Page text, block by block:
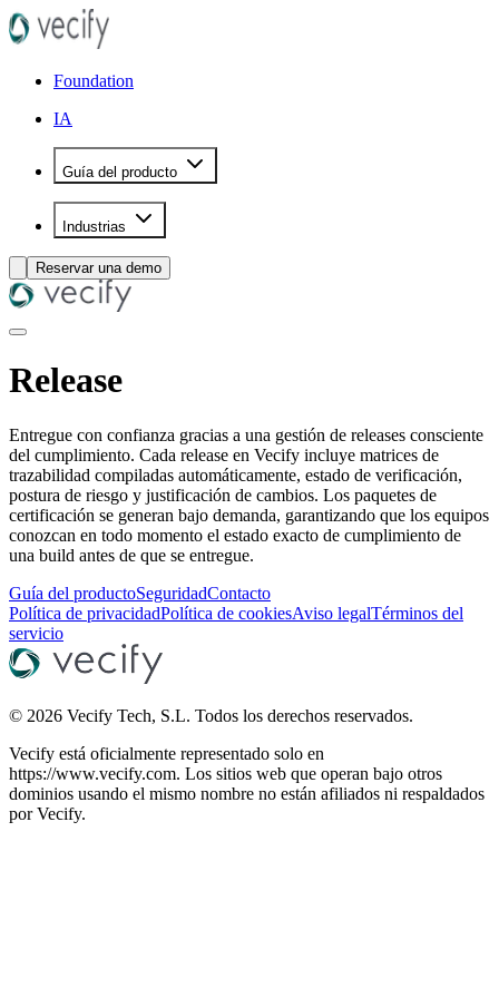
Foundation
IA
Guía del producto
Industrias
Reservar una demo
Release
Entregue con confianza gracias a una gestión de releases consciente
del cumplimiento. Cada release en Vecify incluye matrices de
trazabilidad compiladas automáticamente, estado de verificación,
postura de riesgo y justificación de cambios. Los paquetes de
certificación se generan bajo demanda, garantizando que los equipos
conozcan en todo momento el estado exacto de cumplimiento de
una build antes de que se entregue.
Guía del productoSeguridadContacto
Política de privacidadPolítica de cookiesAviso legalTérminos del
servicio
© 2026 Vecify Tech, S.L. Todos los derechos reservados.
Vecify está oficialmente representado solo en
https://www.vecify.com. Los sitios web que operan bajo otros
dominios usando el mismo nombre no están afiliados ni respaldados
por Vecify.